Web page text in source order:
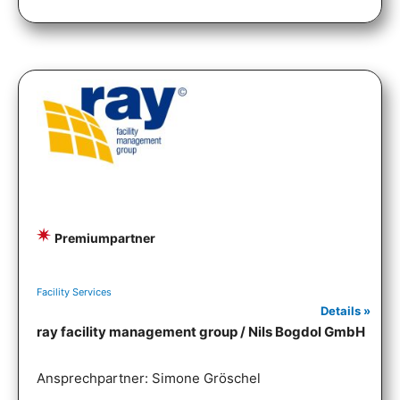
Premiumpartner
Facility Services
Details »
ray facility management group / Nils Bogdol GmbH
Ansprechpartner: Simone Gröschel